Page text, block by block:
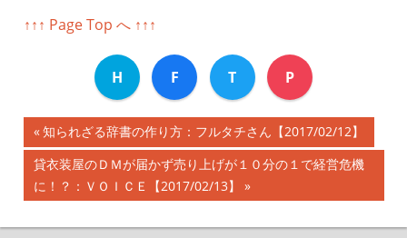
↑↑↑ Page Top へ ↑↑↑
H F T P
投
稿
ナ
前
の
記
事:
知られざる辞書の作り方：フルタチさん【2017/02/12】
次
の
事:
貸衣装屋のＤＭが届かず売り上げが１０分の１で経営危機
に！？：ＶＯＩＣＥ【2017/02/13】